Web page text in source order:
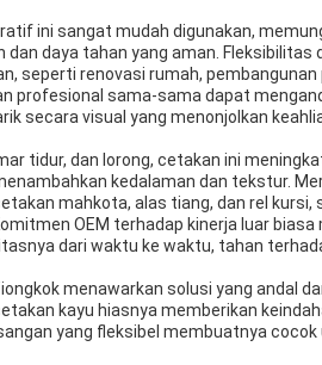
ini sangat mudah digunakan,
daya tahan yang aman. Fleksibilitas
seperti renovasi rumah, pembangunan
profesional sama-sama dapat
secara visual yang menonjolkan
tidur, dan lorong, cetakan ini
kedalaman dan tekstur.
mahkota, alas tiang, dan rel kursi,
OEM terhadap kinerja luar
dari waktu ke waktu, tahan
menawarkan solusi yang andal
kayu hiasnya memberikan
yang fleksibel membuatnya